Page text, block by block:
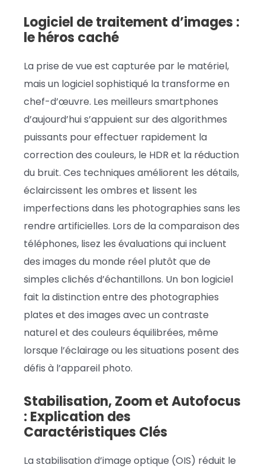
Logiciel de traitement d’images :
le héros caché
La prise de vue est capturée par le matériel,
mais un logiciel sophistiqué la transforme en
chef-d’œuvre. Les meilleurs smartphones
d’aujourd’hui s’appuient sur des algorithmes
puissants pour effectuer rapidement la
correction des couleurs, le HDR et la réduction
du bruit. Ces techniques améliorent les détails,
éclaircissent les ombres et lissent les
imperfections dans les photographies sans les
rendre artificielles. Lors de la comparaison des
téléphones, lisez les évaluations qui incluent
des images du monde réel plutôt que de
simples clichés d’échantillons. Un bon logiciel
fait la distinction entre des photographies
plates et des images avec un contraste
naturel et des couleurs équilibrées, même
lorsque l’éclairage ou les situations posent des
défis à l’appareil photo.
Stabilisation, Zoom et Autofocus
: Explication des
Caractéristiques Clés
La stabilisation d’image optique (OIS) réduit le